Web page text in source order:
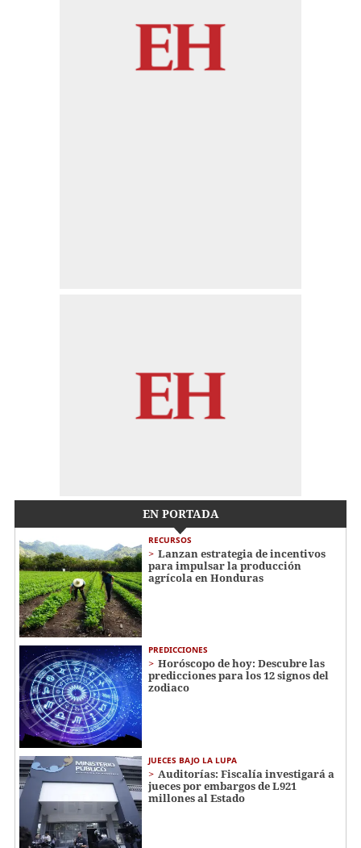
EN PORTADA
RECURSOS
Lanzan estrategia de incentivos
para impulsar la producción
agrícola en Honduras
PREDICCIONES
Horóscopo de hoy: Descubre las
predicciones para los 12 signos del
zodiaco
JUECES BAJO LA LUPA
Auditorías: Fiscalía investigará a
jueces por embargos de L921
millones al Estado